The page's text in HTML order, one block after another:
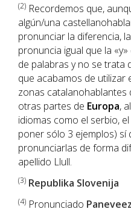
(2) Recordemos que,
algún/una
pronunciar la diferencia,
pronuncia igual que la
de palabras y no se trata
que acabamos de utilizar
zonas catalanohablantes
otras partes de Europa,
idiomas como el serbio,
poner sólo 3 ejemplos) sí
pronunciarlas de forma
apellido Llull.
(3) Republika Slovenija
(4) Pronunciado